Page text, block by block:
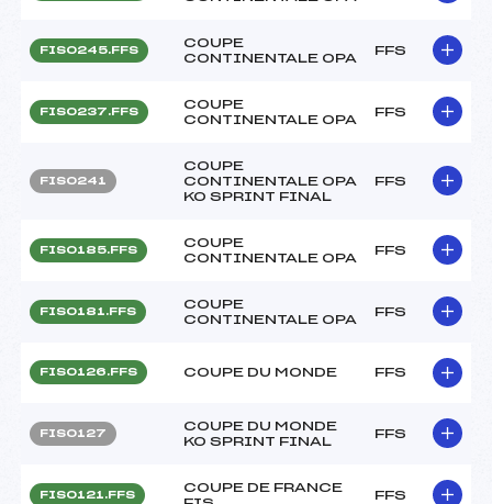
FIS0245.FFS
COUPE
CONTINENTALE OPA
FFS
FIS0237.FFS
COUPE
CONTINENTALE OPA
FFS
FIS0241
COUPE
CONTINENTALE OPA
KO SPRINT FINAL
FFS
FIS0185.FFS
COUPE
CONTINENTALE OPA
FFS
FIS0181.FFS
COUPE
CONTINENTALE OPA
FFS
FIS0126.FFS COUPE DU MONDE FFS
FIS0127
COUPE DU MONDE
KO SPRINT FINAL
FFS
FIS0121.FFS
COUPE DE FRANCE
FFS